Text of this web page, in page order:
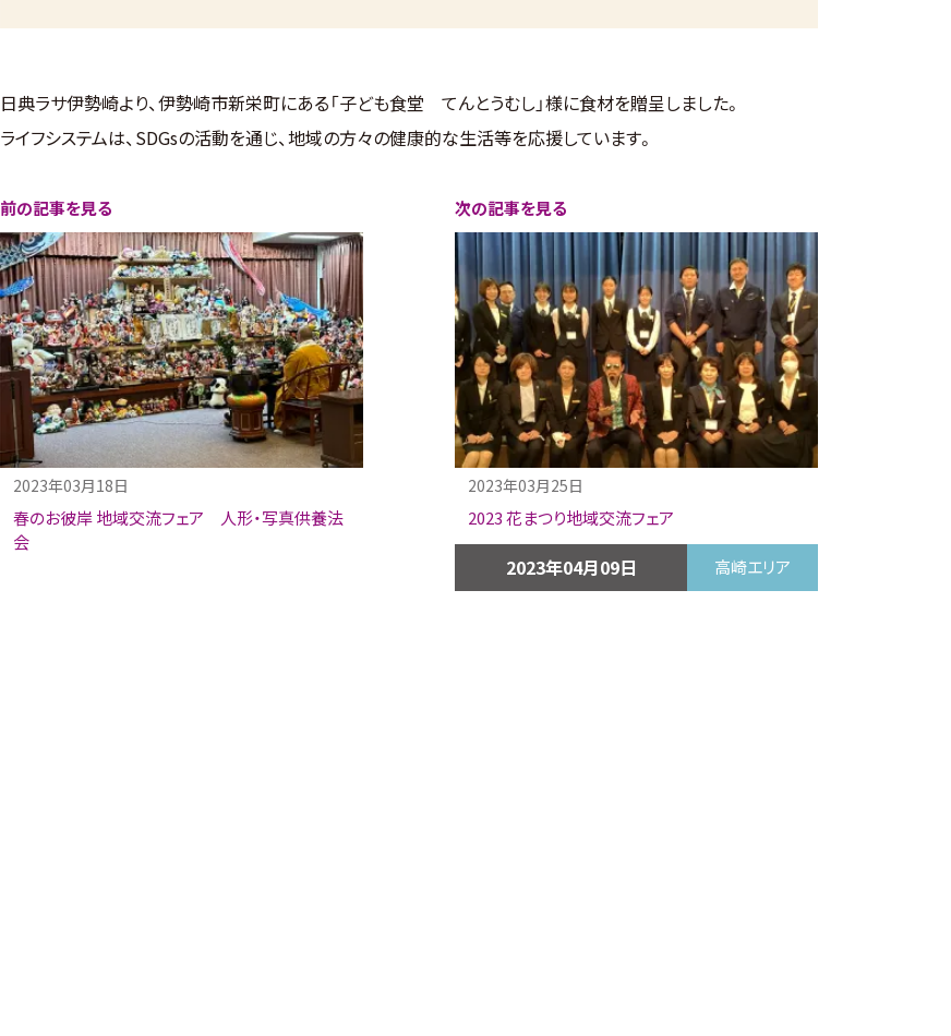
日典ラサ伊勢崎より、伊勢崎市新栄町にある「子ども食堂 てんとうむし」様に食材を贈呈しました。
ライフシステムは、SDGsの活動を通じ、地域の方々の健康的な生活等を応援しています。
前の記事を見る
2023年03月18日
春のお彼岸 地域交流フェア 人形・写真供養法
会
次の記事を見る
2023年03月25日
2023 花まつり地域交流フェア
2023年04月09日 高崎エリア